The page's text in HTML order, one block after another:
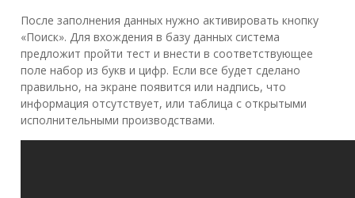
После заполнения данных нужно активировать кнопку
«Поиск». Для вхождения в базу данных система
предложит пройти тест и внести в соответствующее
поле набор из букв и цифр. Если все будет сделано
правильно, на экране появится или надпись, что
информация отсутствует, или таблица с открытыми
исполнительными производствами.